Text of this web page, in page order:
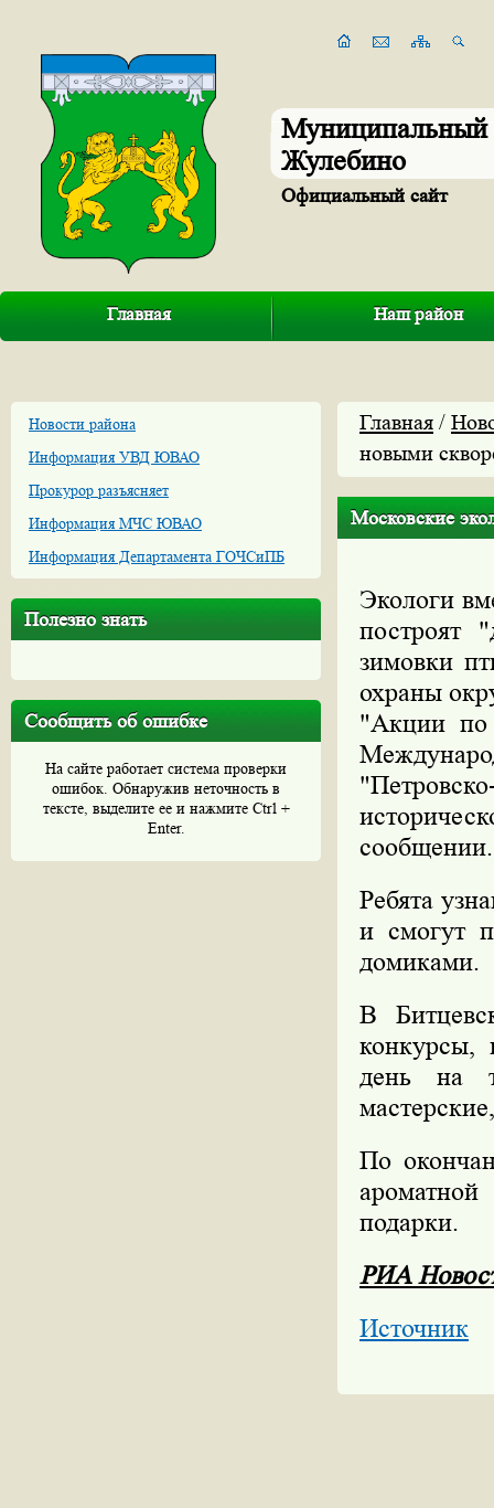
Муниципальный
Жулебино
Официальный сайт
Главная Наш район
Новости района
Информация УВД ЮВАО
Прокурор разъясняет
Информация МЧС ЮВАО
Информация Департамента ГОЧСиПБ
Полезно знать
Сообщить об ошибке
На сайте работает система проверки
ошибок. Обнаружив неточность в
тексте, выделите ее и нажмите Ctrl +
Enter.
Главная /
новыми
Московские
Экологи
построят
зимовки
охраны
"Акции по
сообщении.
Ребята
и смогут
домиками.
В
конкурсы,
день на
По
подарки.
РИА
Источник